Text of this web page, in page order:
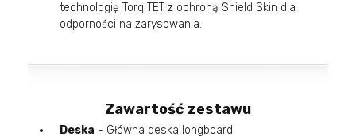
technologię Torq TET z ochroną Shield Skin dla
odporności na zarysowania.
Zawartość zestawu
Deska - Główna deska longboard.